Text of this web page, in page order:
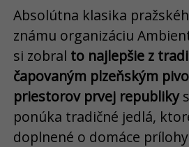
Absolútna klasika
známu organizáciu
si zobral to najlepšie z
čapovaným plzeňským
priestorov prvej republiky
ponúka tradičné jedlá,
doplnené o domáce